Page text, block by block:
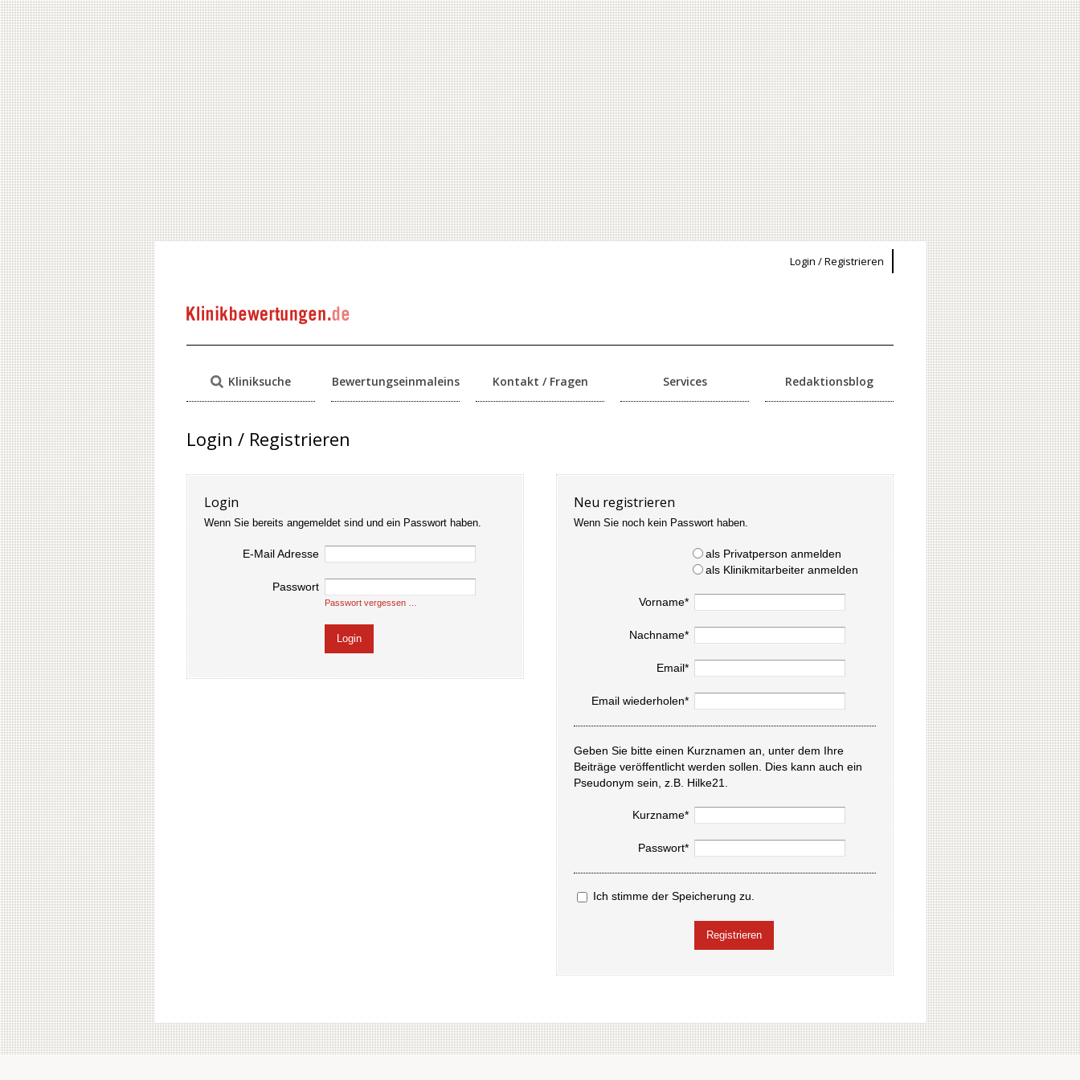
Login / Registrieren
Kliniksuche Bewertungseinmaleins Kontakt / Fragen Services Redaktionsblog
Login / Registrieren
Login
Wenn Sie bereits angemeldet sind und ein Passwort haben.
E-Mail Adresse
Passwort
Passwort vergessen …
Neu registrieren
Wenn Sie noch kein Passwort haben.
als Privatperson anmelden
als Klinikmitarbeiter anmelden
Vorname*
Nachname*
Email*
Email wiederholen*
Geben Sie bitte einen Kurznamen an, unter dem Ihre
Beiträge veröffentlicht werden sollen. Dies kann auch ein
Pseudonym sein, z.B. Hilke21.
Kurzname*
Passwort*
Ich stimme der Speicherung zu.